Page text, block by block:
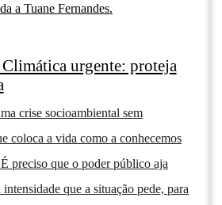
urgente: proteja
crise socioambiental sem
coloca a vida como a conhecemos
preciso que o poder público aja
que a situação pede, para